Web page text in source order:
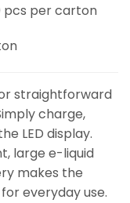
pcs per carton
straightforward
charge,
LED display.
large e-liquid
makes the
everyday use.